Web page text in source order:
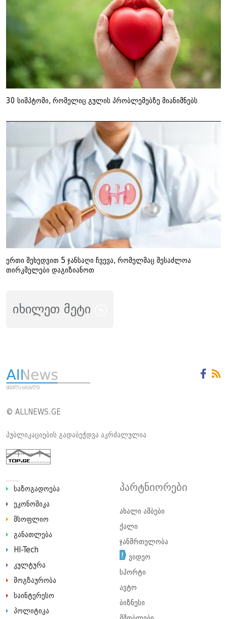
30 სიმპტომი, რომელიც გულის პრობლემებზე მიანიშნებს
ერთი შეხედვით 5 ჯანსაღი ჩვევა, რომელმაც შესაძლოა
თირკმელები დაგიზიანოთ
იხილეთ მეტი
© ALLNEWS.GE
პუბლიკაციების გადაბეჭდვა აკრძალულია
საზოგადოება
ეკონომიკა
მსოფლიო
განათლება
HI-Tech
კულტურა
მოგზაურობა
საინტერესო
პოლიტიკა
პარტნიორები
ახალი ამბები
ქალი
ჯანმრთელობა
ვიდეო
სპორტი
ავტო
ბიზნესი